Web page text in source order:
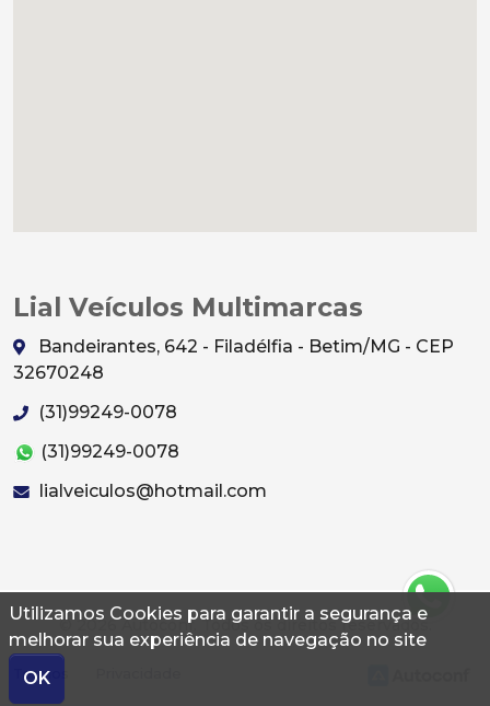
Utilizamos Cookies para garantir a segurança e
melhorar sua experiência de navegação no site
OK
Lial Veículos Multimarcas
Bandeirantes, 642 - Filadélfia - Betim/MG - CEP
32670248
(31)99249-0078
(31)99249-0078
lialveiculos@hotmail.com
© 2026 Autoconf. Todos os direitos reservados.
Termos